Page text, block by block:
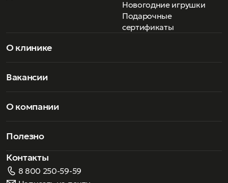
Новогодние игрушки
Подарочные
сертификаты
О клинике
Вакансии
О компании
Полезно
Контакты
8 800 250-59-59